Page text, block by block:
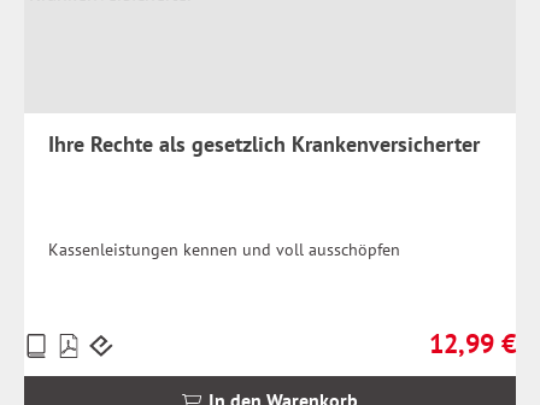
Ihre Rechte als gesetzlich Krankenversicherter
Kassenleistungen kennen und voll ausschöpfen
Regulärer
12,99 €
Preise
inkl.
In den Warenkorb